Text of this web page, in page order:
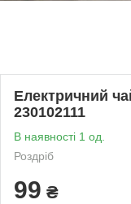
Електричний
230102111
В наявності 1 од.
Роздріб
99 ₴